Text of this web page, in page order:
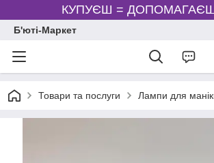
КУПУЄШ = ДОПОМАГАЄШ
Б'юті-Маркет
Товари та послуги Лампи для